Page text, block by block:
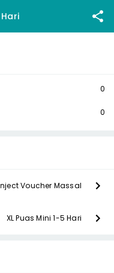
0
0
Voucher Massal
XL Puas Mini 1-5 Hari